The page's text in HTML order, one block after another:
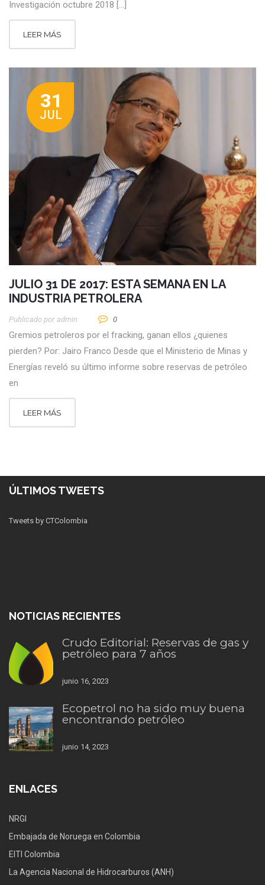
Investigación octubre 2018 […]
LEER MÁS
31
JUL
JULIO 31 DE 2017: ESTA SEMANA EN LA
INDUSTRIA PETROLERA
Publicado por Admin 0
Gremios petroleros por el fracking, ganan ellos ¿quienes
pierden? Por: Jairo Franco Desde que el Ministerio de Minas y
Energías reveló su último informe sobre reservas de petróleo
en
LEER MÁS
ÚLTIMOS TWEETS
Tweets by CTColombia
NOTICIAS RECIENTES
Crudo Editorial: Reservas de gas y
petróleo para 7 años
junio 16, 2023
Ecopetrol no ha sido muy buena
encontrando petróleo
junio 14, 2023
ENLACES
NRGI
Embajada de Noruega en Colombia
EITI Colombia
La Agencia Nacional de Hidrocarburos (ANH)